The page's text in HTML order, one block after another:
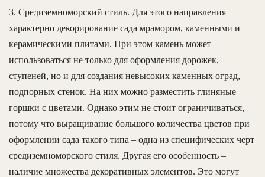
3. Средиземноморский стиль. Для этого направления
характерно декорирование сада мрамором, каменными и
керамическими плитами. При этом камень может
использоваться не только для оформления дорожек,
ступеней, но и для создания невысоких каменных оград,
подпорных стенок. На них можно разместить глиняные
горшки с цветами. Однако этим не стоит ограничиваться,
потому что выращивание большого количества цветов при
оформлении сада такого типа – одна из специфических черт
средиземноморского стиля. Другая его особенность –
наличие множества декоративных элементов. Это могут